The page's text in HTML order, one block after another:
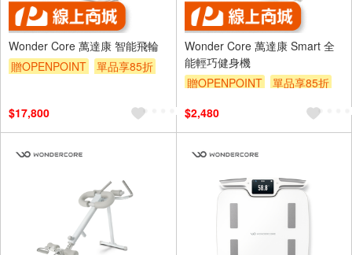
Wonder Core 萬達康 智能飛輪
贈OPENPOINT
單品享85折
$17,800
Wonder Core 萬達康 Smart 全
能輕巧健身機
贈OPENPOINT
單品享85折
$2,480